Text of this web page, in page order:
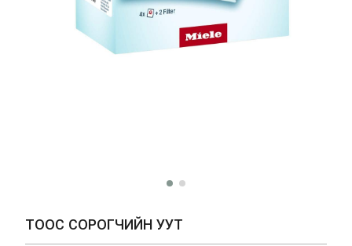
ТООС СОРОГЧИЙН УУТ